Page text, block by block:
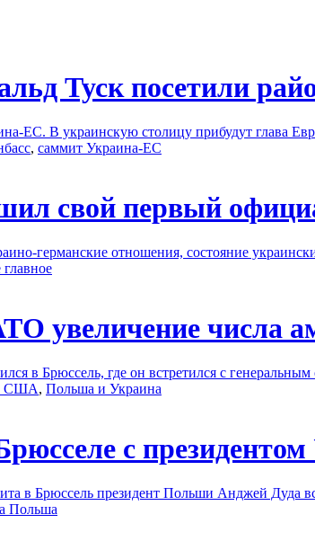
Туск посетили
ЕС. В украинскую столицу прибудут глава
, саммит Украина-ЕС
свой первый
германские отношения, состояние
главное
увеличение числа
в Брюссель, где он встретился с
США, Польша и Украина
с
в Брюссель президент Польши Анджей Дуда
Польша